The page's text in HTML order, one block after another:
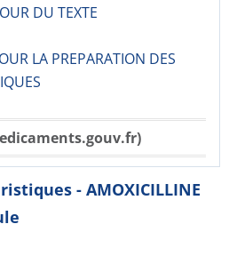
DU TEXTE
LA PREPARATION DES
- AMOXICILLINE